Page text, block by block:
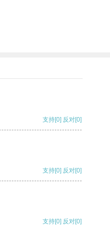
支持[0] 反对[0]
支持[0] 反对[0]
支持[0] 反对[0]